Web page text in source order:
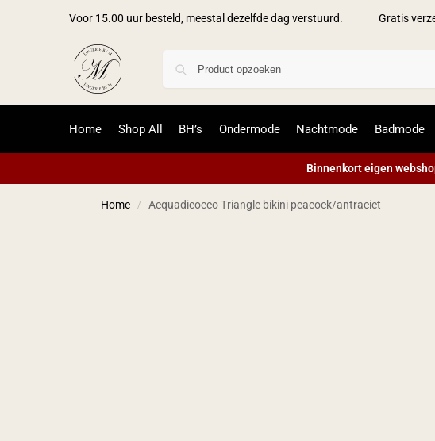
Voor 15.00 uur besteld, meestal dezelfde dag verstuurd. Gratis
Home Shop All BH’s Ondermode Nachtmode Badmode
Binnenkort eigen
Home / Acquadicocco Triangle bikini peacock/antraciet